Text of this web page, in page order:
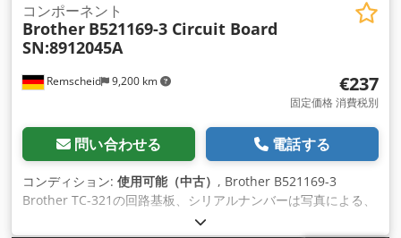
Remscheid 9,200 km
コンポーネント
Brother B521169-3 Circuit Board
SN:8912045A
€237
固定価格 消費税別
問い合わせる 電話する
コンディション: 使用可能（中古） , Brother B521169-3
Brother TC-321の回路基板、シリアルナンバーは写真による、
中古、良好な状態、100%機能的。 Dodpfoi D Ulkex Acqswa